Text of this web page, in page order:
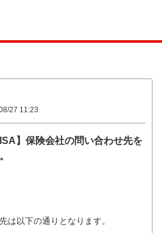
27 11:23
】保険会社の問い合わせ先を
は以下の通りとなります。